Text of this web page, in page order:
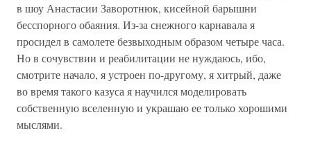
в шоу Анастасии Заворотнюк, кисейной барышни
бесспорного обаяния. Из-за снежного карнавала я
просидел в самолете безвыходным образом четыре часа.
Но в сочувствии и реабилитации не нуждаюсь, ибо,
смотрите начало, я устроен по-другому, я хитрый, даже
во время такого казуса я научился моделировать
собственную вселенную и украшаю ее только хорошими
мыслями.